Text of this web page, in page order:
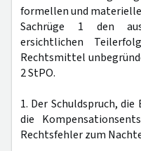
formellen und
Sachrüge 1 den
ersichtlichen
Rechtsmittel
2 StPO.
1. Der Schuldspruch,
die
Rechtsfehler zum